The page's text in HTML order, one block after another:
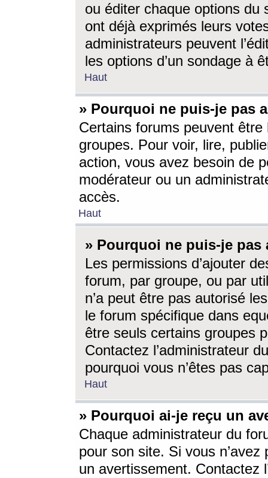
ou éditer chaque options du
ont déjà exprimés leurs
administrateurs peuvent
les options d’un sondage à
Haut
» Pourquoi ne puis-je pas
Certains forums peuvent être
groupes. Pour voir, lire,
action, vous avez besoin de
modérateur ou un
accès.
Haut
» Pourquoi ne puis-je
Les permissions d’ajouter
forum, par groupe, ou par
n’a peut être pas autorisé
le forum spécifique dans
être seuls certains groupes
Contactez l’administrateur
pourquoi vous n’êtes pas
Haut
» Pourquoi ai-je reçu un
Chaque administrateur du
pour son site. Si vous
un avertissement. Contactez